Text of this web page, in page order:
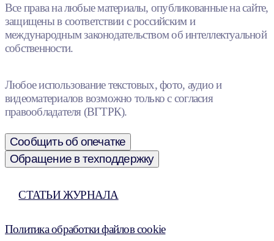
Все права на любые материалы, опубликованные на сайте,
защищены в соответствии с российским и
международным законодательством об интеллектуальной
собственности.
Любое использование текстовых, фото, аудио и
видеоматериалов возможно только с согласия
правообладателя (ВГТРК).
Сообщить об опечатке
Обращение в техподдержку
СТАТЬИ ЖУРНАЛА
Политика обработки файлов cookie